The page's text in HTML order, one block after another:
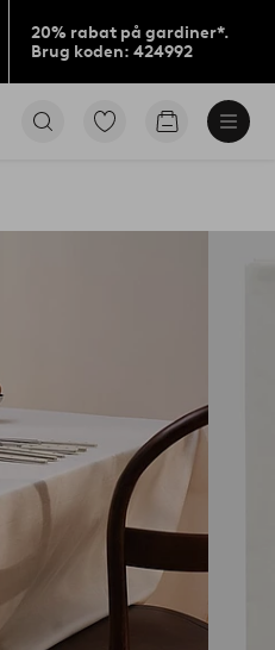
20% rabat på gardiner*.
Brug koden: 424992
Gå
Gå